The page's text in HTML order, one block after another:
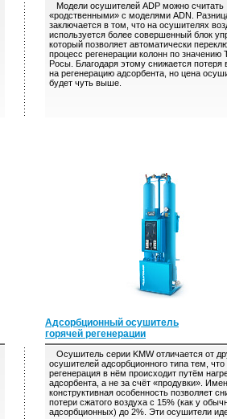
Модели осушителей ADP можно считать
«родственными» с моделями ADN.
заключается в том, что на осушителях
используется более совершенный блок
который позволяет автоматически
процесс регенерации колонн по значению
Росы. Благодаря этому снижается потеря
на регенерацию адсорбента, но цена
будет чуть выше.
Адсорбционный осушитель
горячей регенерации
Осушитель серии KMW отличается от
осушителей адсорбционного типа тем, что
регенерация в нём происходит путём
адсорбента, а не за счёт «продувки».
конструктивная особенность позволяет
потери сжатого воздуха с 15% (как у
адсорбционных) до 2%. Эти осушители